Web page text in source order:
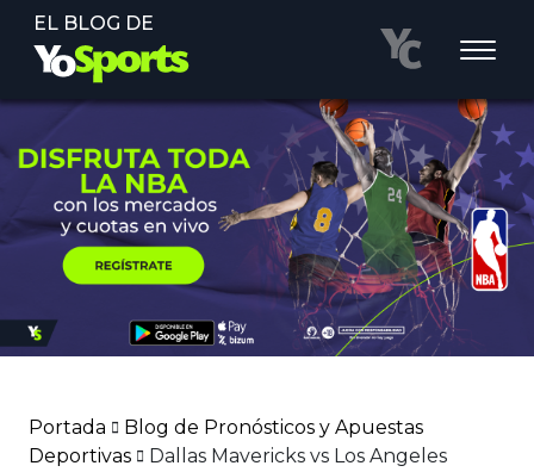
EL BLOG DE
Portada
Blog de Pronósticos y Apuestas
Deportivas
Dallas Mavericks vs Los Angeles